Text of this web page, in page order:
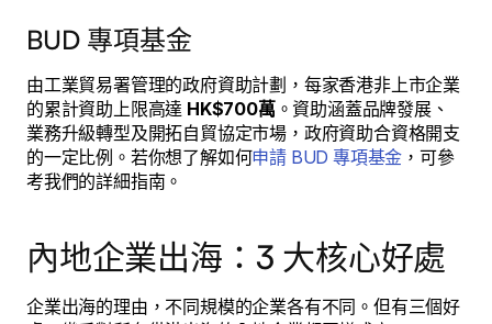
BUD 專項基金
由工業貿易署管理的政府資助計劃，每家香港非上市企業
的累計資助上限高達 HK$700萬。資助涵蓋品牌發展、
業務升級轉型及開拓自貿協定市場，政府資助合資格開支
的一定比例。若你想了解如何申請 BUD 專項基金 ，可參
考我們的詳細指南。
內地企業出海：3 大核心好處
企業出海的理由，不同規模的企業各有不同。但有三個好